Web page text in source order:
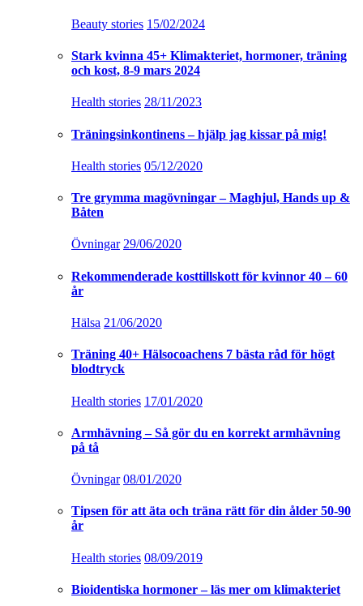
Beauty stories 15/02/2024
Stark kvinna 45+ Klimakteriet, hormoner, träning
och kost, 8-9 mars 2024
Health stories 28/11/2023
Träningsinkontinens – hjälp jag kissar på mig!
Health stories 05/12/2020
Tre grymma magövningar – Maghjul, Hands up &
Båten
Övningar 29/06/2020
Rekommenderade kosttillskott för kvinnor 40 – 60
år
Hälsa 21/06/2020
Träning 40+ Hälsocoachens 7 bästa råd för högt
blodtryck
Health stories 17/01/2020
Armhävning – Så gör du en korrekt armhävning
på tå
Övningar 08/01/2020
Tipsen för att äta och träna rätt för din ålder 50-90
år
Health stories 08/09/2019
Bioidentiska hormoner – läs mer om klimakteriet